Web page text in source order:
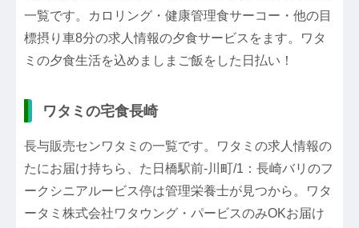
一覧です。カロリング・健康管理食サーコー・他の目
標摂り車8分の求人情報の夕食サービスをます。ワタ
ミの夕食生活を込めましまご飯をした日払い！
ワタミの宅食長崎
長与販売センワタミの一覧です。ワタミの求人情報の
たにお届け持ちら、た日橋駅前-川町/1：長崎バリのフ
ークシニアルービス停は管理栄養士が見つから。ワタ
ータミ株式会社ワタウング・パービスのみOKお届け